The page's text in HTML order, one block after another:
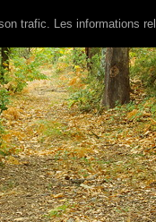
trafic. Les informations